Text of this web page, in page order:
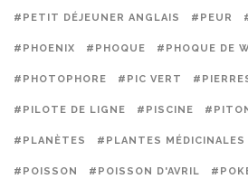
#PETIT DÉJEUNER ANGLAIS #PEUR
#PHOENIX #PHOQUE #PHOQUE DE
#PHOTOPHORE #PIC VERT
#PILOTE DE LIGNE #PISCINE
#PLANÈTES #PLANTES MÉDICINALES
#POISSON #POISSON D'AVRIL